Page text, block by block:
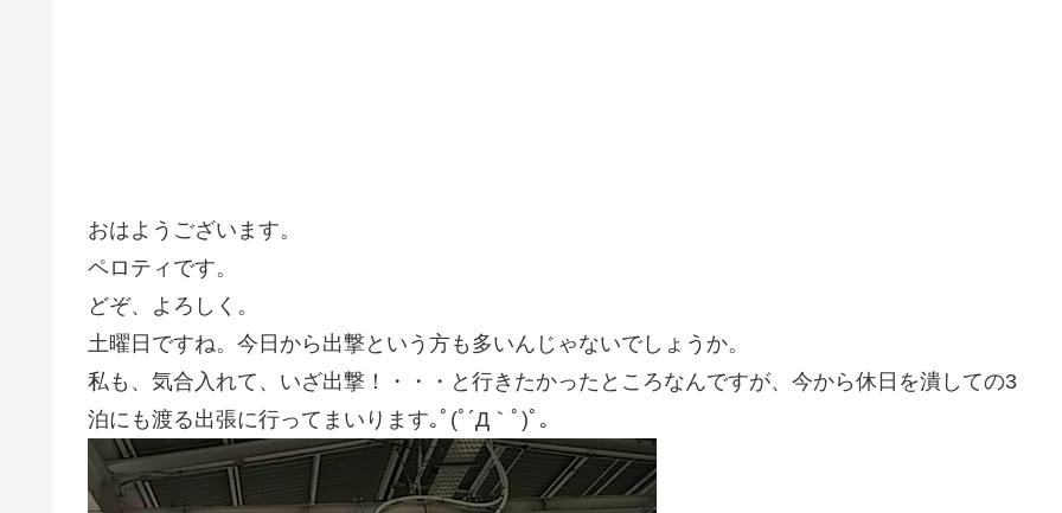
おはようございます。
ペロティです。
どぞ、よろしく。
土曜日ですね。今日から出撃という方も多いんじゃないでしょうか。
私も、気合入れて、いざ出撃！・・・と行きたかったところなんですが、今から休日を潰しての3
泊にも渡る出張に行ってまいります｡ﾟ(ﾟ´Д｀ﾟ)ﾟ｡